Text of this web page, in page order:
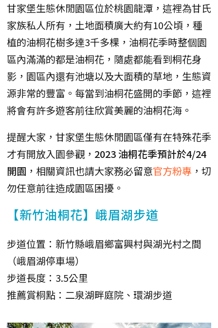
甘家堡生態休閒園區位於桃園龍潭，這裡為甘氏
家族私人所有，土地面積廣大約有10公頃，種
植的油桐花樹多達3千多棵，油桐花季時整個園
區內滿滿的都是油桐花，隨處都能看到桐花身
影，園區內還有池塘以及大面積的草地，生態資
源非常的豐富。每當到油桐花盛開的季節，這裡
將會有許多遊客前往欣賞美麗的油桐花海。
提醒大家，甘家堡生態休閒園區僅有在特殊花季
才有開放入園參觀， 2023 油桐花季預計於4/24
開園 ，相關資訊也請大家務必留意官方粉專 ，切
勿任意前往造成園區困擾。
【新竹油桐花】峨眉湖步道
步道位置：新竹縣峨眉鄉富興村與湖光村之間
（峨眉湖停車場）
步道長度：3.5公里
推薦賞桐點：二泉湖畔庭院、環湖步道